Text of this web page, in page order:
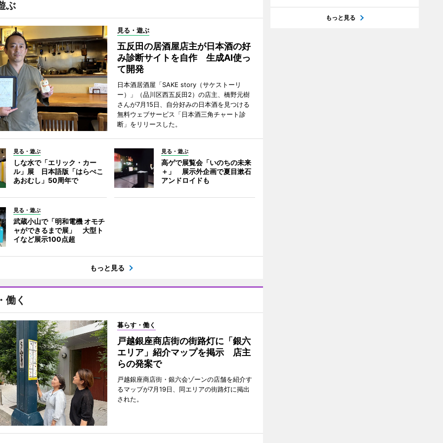
ぶ
見る・遊ぶ
五反田の居酒屋店主が日本酒の好
み診断サイトを自作 生成AI使っ
て開発
日本酒居酒屋「SAKE story（サケストーリ
ー）」（品川区西五反田2）の店主、橋野元樹
さんが7月15日、自分好みの日本酒を見つける
無料ウェブサービス「日本酒三角チャート診
断」をリリースした。
見る・遊ぶ
しな水で「エリック・カー
ル」展 日本語版「はらぺこ
あおむし」50周年で
見る・遊ぶ
高ゲで展覧会「いのちの未来
＋」 展示外企画で夏目漱石
アンドロイドも
見る・遊ぶ
武蔵小山で「明和電機 オモチ
ャができるまで展」 大型ト
イなど展示100点超
もっと見る
働く
暮らす・働く
戸越銀座商店街の街路灯に「銀六
エリア」紹介マップを掲示 店主
らの発案で
戸越銀座商店街・銀六会ゾーンの店舗を紹介す
るマップが7月19日、同エリアの街路灯に掲出
された。
もっと見る